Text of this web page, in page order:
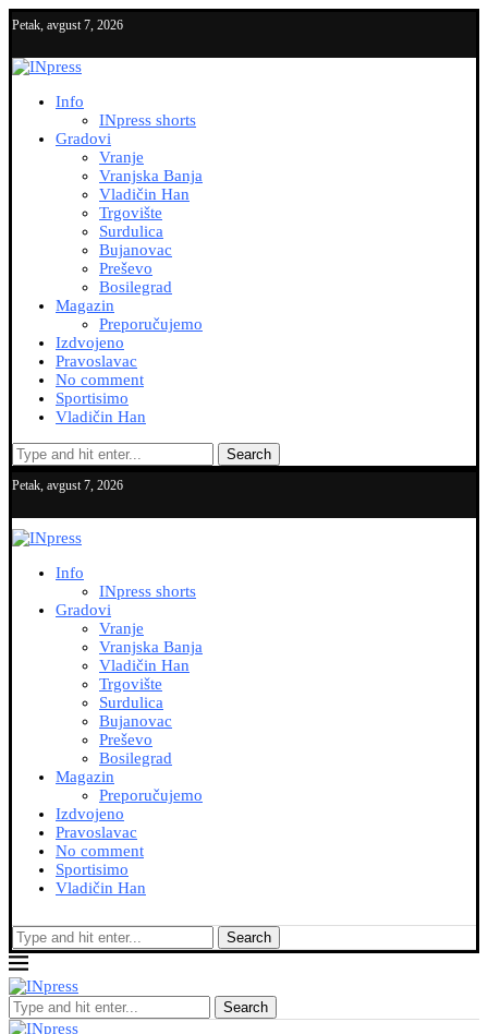
Petak, avgust 7, 2026
Info
INpress shorts
Gradovi
Vranje
Vranjska Banja
Vladičin Han
Trgovište
Surdulica
Bujanovac
Preševo
Bosilegrad
Magazin
Preporučujemo
Izdvojeno
Pravoslavac
No comment
Sportisimo
Vladičin Han
Search
Petak, avgust 7, 2026
Info
INpress shorts
Gradovi
Vranje
Vranjska Banja
Vladičin Han
Trgovište
Surdulica
Bujanovac
Preševo
Bosilegrad
Magazin
Preporučujemo
Izdvojeno
Pravoslavac
No comment
Sportisimo
Vladičin Han
Search
Search